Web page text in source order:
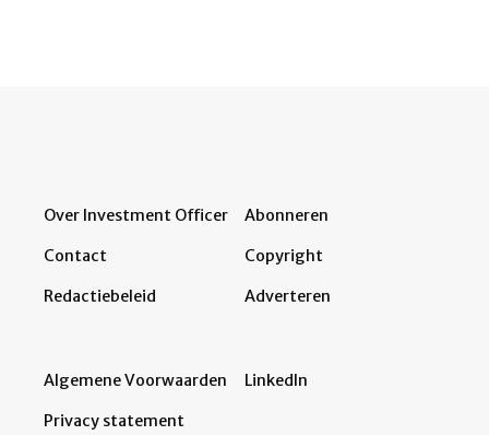
Over Investment Officer
Contact
Redactiebeleid
Abonneren
Copyright
Adverteren
Algemene Voorwaarden
Privacy statement
LinkedIn